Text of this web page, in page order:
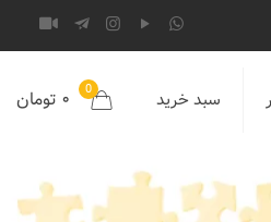
سبد خرید 0 ۰ تومان